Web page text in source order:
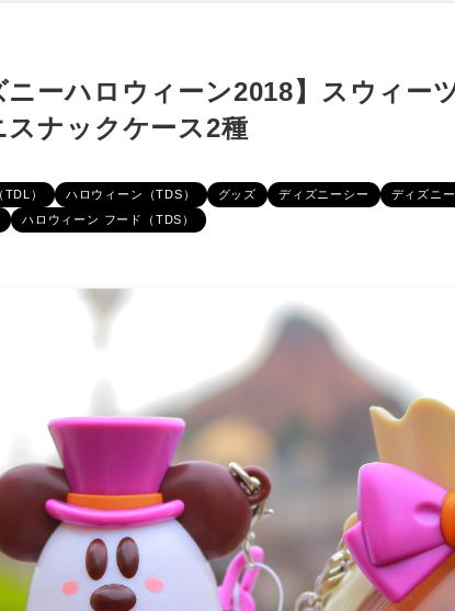
ニーハロウィーン2018】スウィー
スナックケース2種
） ハロウィーン（TDS） グッズ ディズニーシー ディズニ
ハロウィーン フード（TDS）